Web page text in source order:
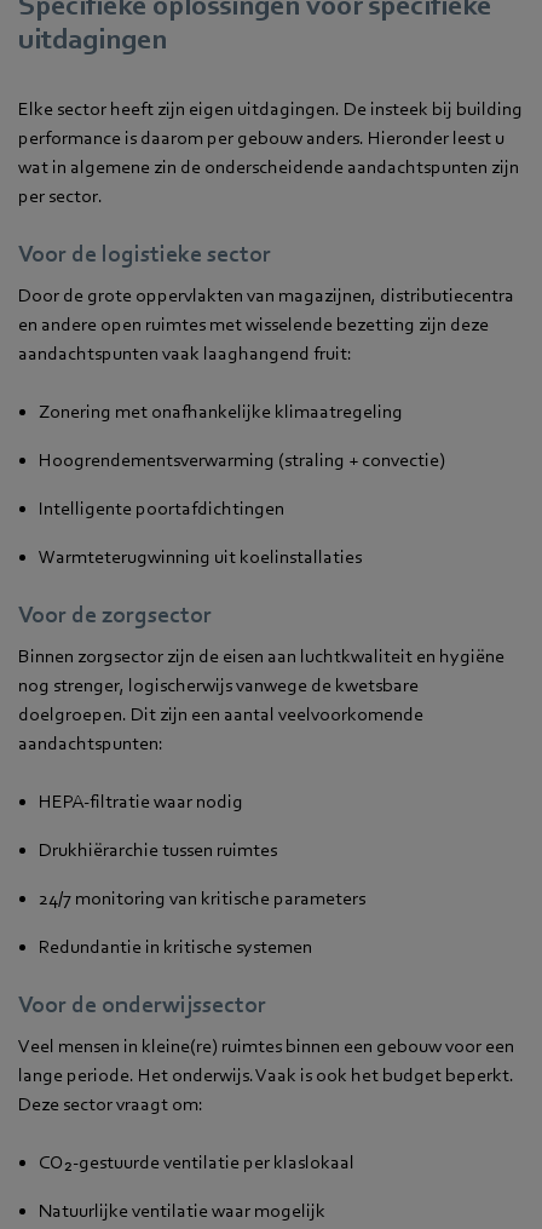
uitdagingen
Elke sector heeft zijn eigen uitdagingen. De insteek bij building
performance is daarom per gebouw anders. Hieronder leest u
wat in algemene zin de onderscheidende aandachtspunten zijn
per sector.
Voor de logistieke sector
Door de grote oppervlakten van magazijnen, distributiecentra
en andere open ruimtes met wisselende bezetting zijn deze
aandachtspunten vaak laaghangend fruit:
Zonering met onafhankelijke klimaatregeling
Hoogrendementsverwarming (straling + convectie)
Intelligente poortafdichtingen
Warmteterugwinning uit koelinstallaties
Voor de zorgsector
Binnen zorgsector zijn de eisen aan luchtkwaliteit en hygiëne
nog strenger, logischerwijs vanwege de kwetsbare
doelgroepen. Dit zijn een aantal veelvoorkomende
aandachtspunten:
HEPA-filtratie waar nodig
Drukhiërarchie tussen ruimtes
24/7 monitoring van kritische parameters
Redundantie in kritische systemen
Voor de onderwijssector
Veel mensen in kleine(re) ruimtes binnen een gebouw voor een
lange periode. Het onderwijs. Vaak is ook het budget beperkt.
Deze sector vraagt om:
CO₂-gestuurde ventilatie per klaslokaal
Natuurlijke ventilatie waar mogelijk